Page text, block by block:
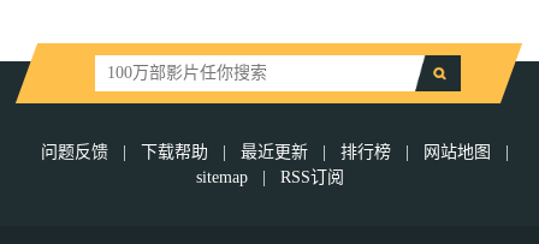
问题反馈 下载帮助 最近更新 排行榜 网站地图
sitemap
RSS订阅